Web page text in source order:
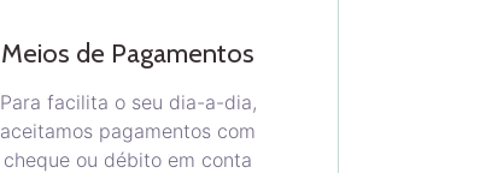
Meios de Pagamentos
Para facilita o seu dia-a-dia,
aceitamos pagamentos com
cheque ou débito em conta